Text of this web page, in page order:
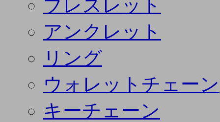
ブレスレット
アンクレット
リング
ウォレットチェーン
キーチェーン